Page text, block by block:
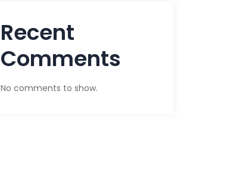
Recent
Comments
No comments to show.